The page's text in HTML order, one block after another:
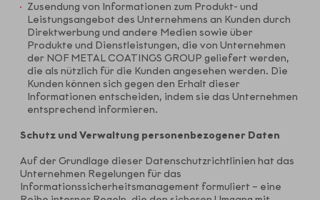
Zusendung von Informationen zum Produkt- und
Leistungsangebot des Unternehmens an Kunden durch
Direktwerbung und andere Medien sowie über
Produkte und Dienstleistungen, die von Unternehmen
der NOF METAL COATINGS GROUP geliefert werden,
die als nützlich für die Kunden angesehen werden. Die
Kunden können sich gegen den Erhalt dieser
Informationen entscheiden, indem sie das Unternehmen
entsprechend informieren.
Schutz und Verwaltung personenbezogener Daten
Auf der Grundlage dieser Datenschutzrichtlinien hat das
Unternehmen Regelungen für das
Informationssicherheitsmanagement formuliert – eine